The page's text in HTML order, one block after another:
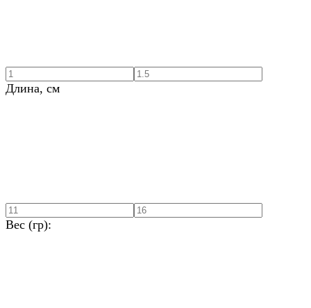
Длина, см
Вес (гр):